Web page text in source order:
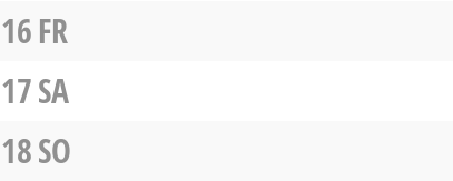
16FR
17SA
18SO